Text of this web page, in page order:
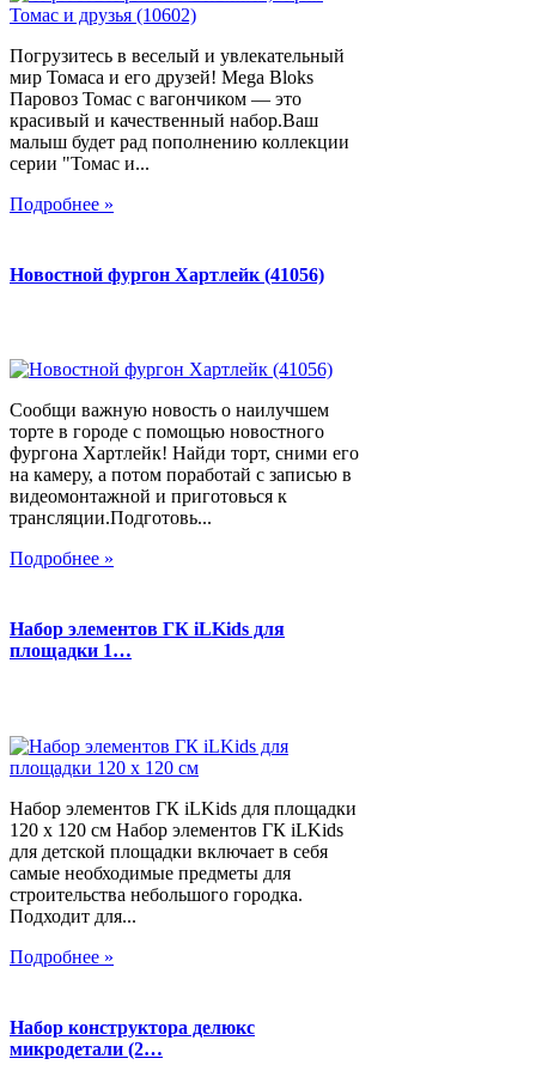
Погрузитесь в веселый и увлекательный
мир Томаса и его друзей! Mega Bloks
Паровоз Томас с вагончиком — это
красивый и качественный набор.Ваш
малыш будет рад пополнению коллекции
серии "Томас и...
Подробнее »
Новостной фургон Хартлейк (41056)
Сообщи важную новость о наилучшем
торте в городе с помощью новостного
фургона Хартлейк! Найди торт, сними его
на камеру, а потом поработай с записью в
видеомонтажной и приготовься к
трансляции.Подготовь...
Подробнее »
Набор элементов ГК iLKids для
площадки 1…
Набор элементов ГК iLKids для площадки
120 х 120 см Набор элементов ГК iLKids
для детской площадки включает в себя
самые необходимые предметы для
строительства небольшого городка.
Подходит для...
Подробнее »
Набор конструктора делюкс
микродетали (2…